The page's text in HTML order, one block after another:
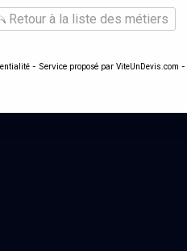
Retour à la liste des métiers
- Service proposé par ViteUnDevis.com -